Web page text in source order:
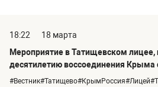
18:22
18 марта
Мероприятие в Татищевском
десятилетию воссоединения Крыма